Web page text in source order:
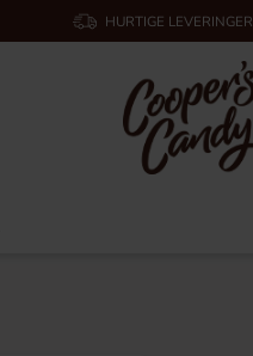
HURTIGE LEVERINGER